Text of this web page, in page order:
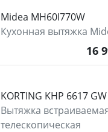
Midea MH60I770W
Кухонная вытяжка
16
KORTING KHP 6617 GW
Вытяжка
телескопическая